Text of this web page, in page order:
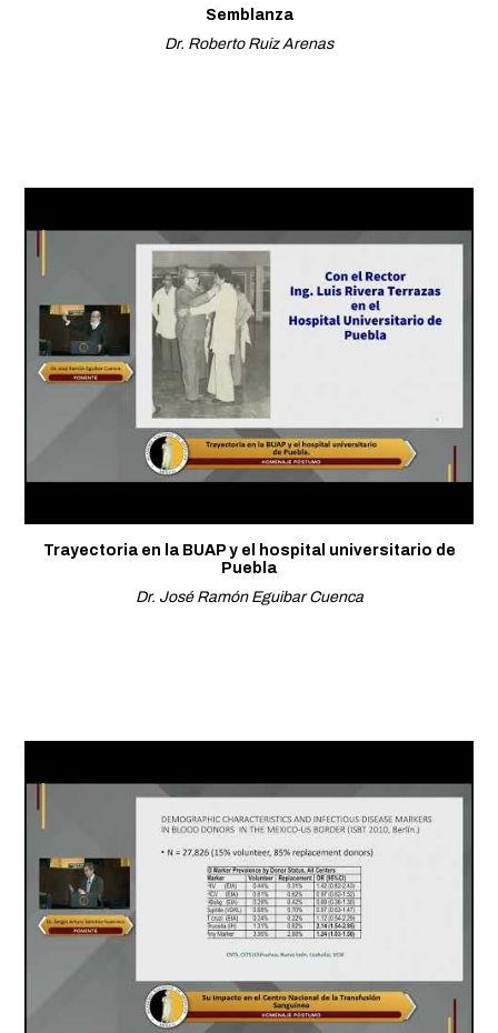
Semblanza
Dr. Roberto Ruiz Arenas
Trayectoria en la BUAP y el hospital universitario de
Puebla
Dr. José Ramón Eguibar Cuenca